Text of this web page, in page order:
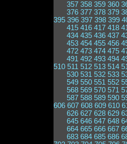
357 358 359 360
376 377 378 379
395 396 397 398 399
415 416 417 418
434 435 436 437
453 454 455 456
472 473 474 475
491 492 493 494
510 511 512 513 514
530 531 532 533
549 550 551 552
568 569 570 571
587 588 589 590
606 607 608 609 610
626 627 628 629
645 646 647 648
664 665 666 667
683 684 685 686